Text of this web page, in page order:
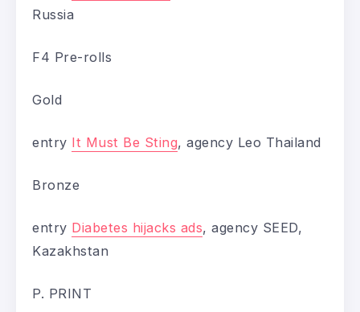
Russia
F4 Pre-rolls
Gold
entry It Must Be Sting, agency Leo Thailand
Bronze
entry Diabetes hijacks ads, agency SEED,
Kazakhstan
P. PRINT